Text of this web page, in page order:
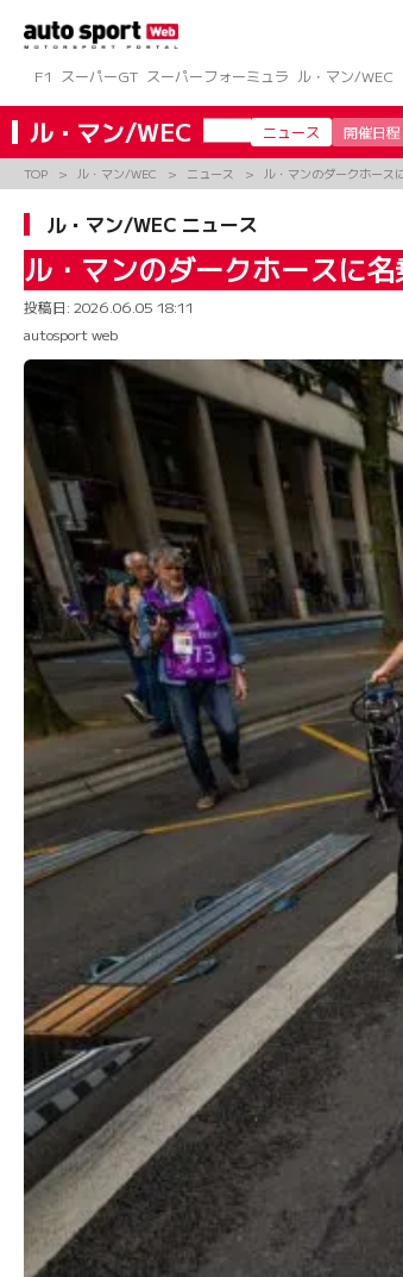
ツ
へ
ス
キ
ッ
F1
スーパーGT スーパーフォーミュラ ル・マン/WEC
ル・マン/WEC ニュース 開催日
TOP ル・マン/WEC ニュース ル・マンのダークホース
ル・マン/WEC ニュース
ル・マンのダークホースに
投稿日: 2026.06.05 18:11
autosport web